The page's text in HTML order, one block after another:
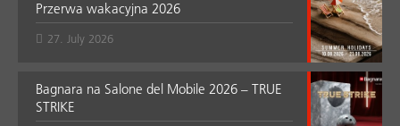
Przerwa wakacyjna 2026
27. July 2026
Bagnara na Salone del Mobile 2026 – TRUE
STRIKE